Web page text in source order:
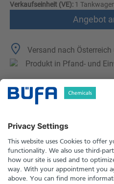
Verkaufseinheit (VE): 1
Angebot
Versand nach
Produkt in Pfand- und
Technische